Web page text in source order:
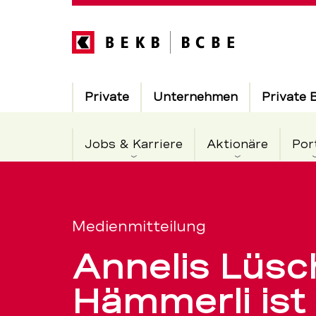
Lüscher
Hämmerli
Hauptnavigation
Private Unternehmen Private
Jobs & Karriere Aktionäre
Medienmitteilung
Annelis
Hämmerli ist